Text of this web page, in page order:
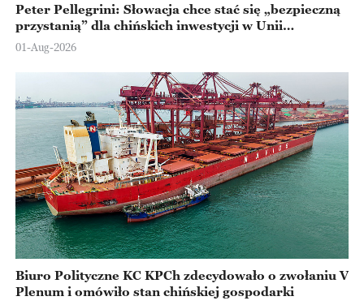
Peter Pellegrini: Słowacja chce stać się „bezpieczną
przystanią” dla chińskich inwestycji w Unii
Europejskiej
01-Aug-2026
Biuro Polityczne KC KPCh zdecydowało o zwołaniu V
Plenum i omówiło stan chińskiej gospodarki